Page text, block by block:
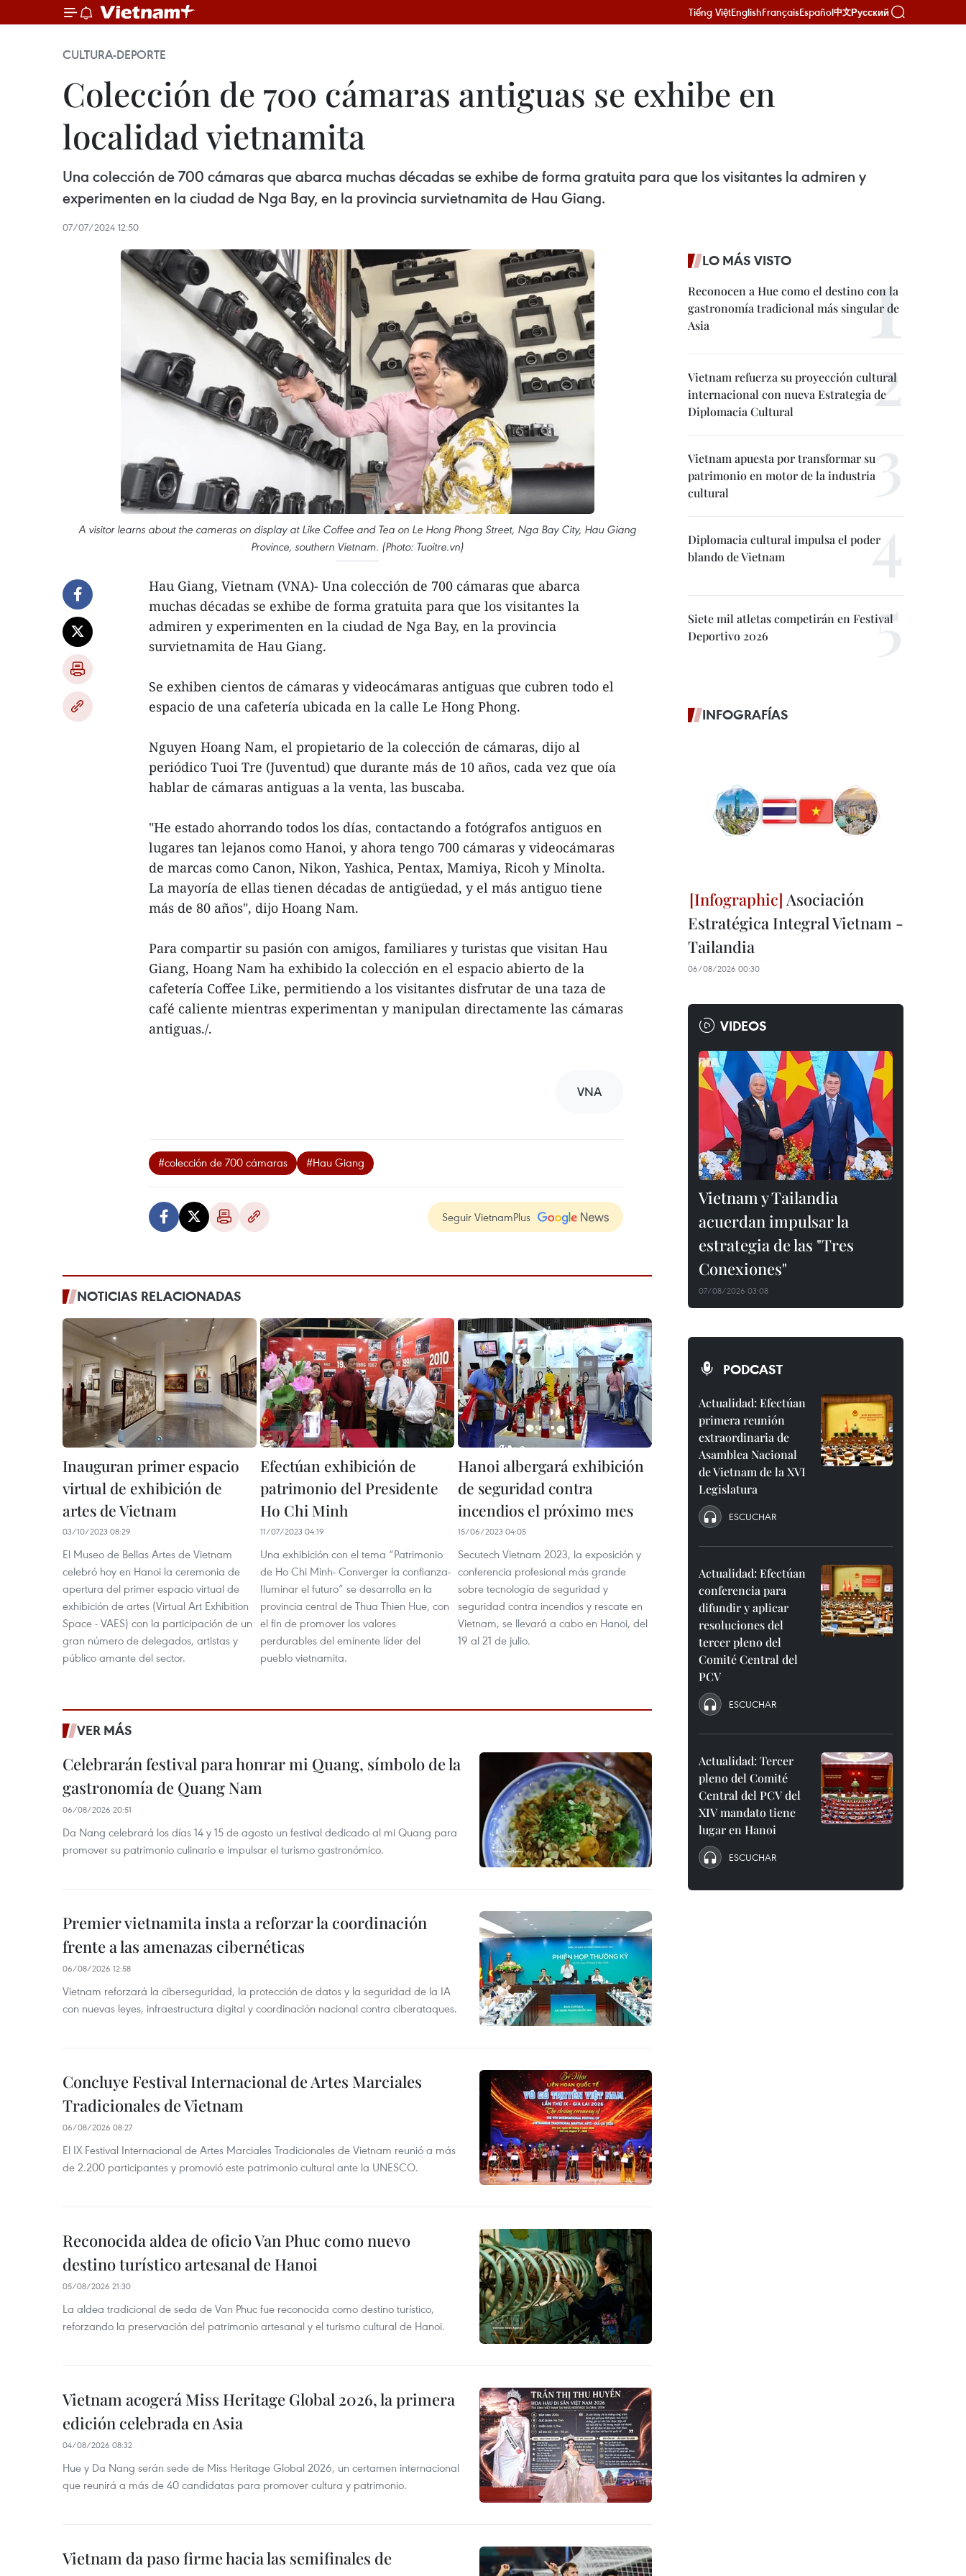
Tiếng ViệtEnglishFrançaisEspañol中文Русский
CULTURA-DEPORTE
Colección de 700 cámaras antiguas se exhibe en
localidad vietnamita
Una colección de 700 cámaras que abarca muchas décadas se exhibe de forma gratuita para que los visitantes la admiren y
experimenten en la ciudad de Nga Bay, en la provincia survietnamita de Hau Giang.
07/07/2024 12:50
A visitor learns about the cameras on display at Like Coffee and Tea on Le Hong Phong Street, Nga Bay City, Hau Giang
Province, southern Vietnam. (Photo: Tuoitre.vn)
Hau Giang, Vietnam (VNA)- Una colección de 700 cámaras que abarca
muchas décadas se exhibe de forma gratuita para que los visitantes la
admiren y experimenten en la ciudad de Nga Bay, en la provincia
survietnamita de Hau Giang.
Se exhiben cientos de cámaras y videocámaras antiguas que cubren todo el
espacio de una cafetería ubicada en la calle Le Hong Phong.
Nguyen Hoang Nam, el propietario de la colección de cámaras, dijo al
periódico Tuoi Tre (Juventud) que durante más de 10 años, cada vez que oía
hablar de cámaras antiguas a la venta, las buscaba.
"He estado ahorrando todos los días, contactando a fotógrafos antiguos en
lugares tan lejanos como Hanoi, y ahora tengo 700 cámaras y videocámaras
de marcas como Canon, Nikon, Yashica, Pentax, Mamiya, Ricoh y Minolta.
La mayoría de ellas tienen décadas de antigüedad, y el más antiguo tiene
más de 80 años", dijo Hoang Nam.
Para compartir su pasión con amigos, familiares y turistas que visitan Hau
Giang, Hoang Nam ha exhibido la colección en el espacio abierto de la
cafetería Coffee Like, permitiendo a los visitantes disfrutar de una taza de
café caliente mientras experimentan y manipulan directamente las cámaras
antiguas./.
VNA
#colección de 700 cámaras #Hau Giang
Seguir VietnamPlus
NOTICIAS RELACIONADAS
Inauguran primer espacio
virtual de exhibición de
artes de Vietnam
03/10/2023 08:29
El Museo de Bellas Artes de Vietnam
celebró hoy en Hanoi la ceremonia de
apertura del primer espacio virtual de
exhibición de artes (Virtual Art Exhibition
Space - VAES) con la participación de un
gran número de delegados, artistas y
público amante del sector.
Efectúan exhibición de
patrimonio del Presidente
Ho Chi Minh
11/07/2023 04:19
Una exhibición con el tema “Patrimonio
de Ho Chi Minh- Converger la confianza-
Iluminar el futuro” se desarrolla en la
provincia central de Thua Thien Hue, con
el fin de promover los valores
perdurables del eminente líder del
pueblo vietnamita.
Hanoi albergará exhibición
de seguridad contra
incendios el próximo mes
15/06/2023 04:05
Secutech Vietnam 2023, la exposición y
conferencia profesional más grande
sobre tecnología de seguridad y
seguridad contra incendios y rescate en
Vietnam, se llevará a cabo en Hanoi, del
19 al 21 de julio.
VER MÁS
Celebrarán festival para honrar mi Quang, símbolo de la
gastronomía de Quang Nam
06/08/2026 20:51
Da Nang celebrará los días 14 y 15 de agosto un festival dedicado al mi Quang para
promover su patrimonio culinario e impulsar el turismo gastronómico.
Premier vietnamita insta a reforzar la coordinación
frente a las amenazas cibernéticas
06/08/2026 12:58
Vietnam reforzará la ciberseguridad, la protección de datos y la seguridad de la IA
con nuevas leyes, infraestructura digital y coordinación nacional contra ciberataques.
Concluye Festival Internacional de Artes Marciales
Tradicionales de Vietnam
06/08/2026 08:27
El IX Festival Internacional de Artes Marciales Tradicionales de Vietnam reunió a más
de 2.200 participantes y promovió este patrimonio cultural ante la UNESCO.
Reconocida aldea de oficio Van Phuc como nuevo
destino turístico artesanal de Hanoi
05/08/2026 21:30
La aldea tradicional de seda de Van Phuc fue reconocida como destino turístico,
reforzando la preservación del patrimonio artesanal y el turismo cultural de Hanoi.
Vietnam acogerá Miss Heritage Global 2026, la primera
edición celebrada en Asia
04/08/2026 08:32
Hue y Da Nang serán sede de Miss Heritage Global 2026, un certamen internacional
que reunirá a más de 40 candidatas para promover cultura y patrimonio.
Vietnam da paso firme hacia las semifinales de
LO MÁS VISTO
Reconocen a Hue como el destino con la
gastronomía tradicional más singular de
Asia
Vietnam refuerza su proyección cultural
internacional con nueva Estrategia de
Diplomacia Cultural
Vietnam apuesta por transformar su
patrimonio en motor de la industria
cultural
Diplomacia cultural impulsa el poder
blando de Vietnam
Siete mil atletas competirán en Festival
Deportivo 2026
INFOGRAFÍAS
Asociación
Estratégica Integral Vietnam -
Tailandia
06/08/2026 00:30
VIDEOS
Vietnam y Tailandia
acuerdan impulsar la
estrategia de las "Tres
Conexiones"
07/08/2026 03:08
PODCAST
Actualidad: Efectúan
primera reunión
extraordinaria de
Asamblea Nacional
de Vietnam de la XVI
Legislatura
ESCUCHAR
Actualidad: Efectúan
conferencia para
difundir y aplicar
resoluciones del
tercer pleno del
Comité Central del
PCV
ESCUCHAR
Actualidad: Tercer
pleno del Comité
Central del PCV del
XIV mandato tiene
lugar en Hanoi
ESCUCHAR